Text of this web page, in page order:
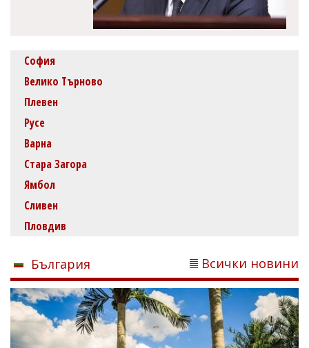
София
Велико Търново
Плевен
Русе
Варна
Стара Загора
Ямбол
Сливен
Пловдив
България Всички новини